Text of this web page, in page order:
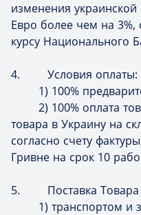
изменения
Евро более чем на 3%,
курсу Национального
4. Условия оплаты:
1) 100%
2) 100% оплата
товара в Украину на
согласно счету
Гривне на срок 10
5. Поставка Товара в
1) транспортом и за